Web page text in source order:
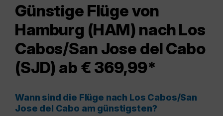
Günstige Flüge von
Hamburg (HAM) nach Los
Cabos/San Jose del Cabo
(SJD) ab € 369,99*
Wann sind die Flüge nach Los Cabos/San
Jose del Cabo am günstigsten?